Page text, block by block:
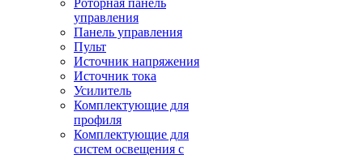
Роторная панель
управления
Панель управления
Пульт
Источник напряжения
Источник тока
Усилитель
Комплектующие для
профиля
Комплектующие для
систем освещения с